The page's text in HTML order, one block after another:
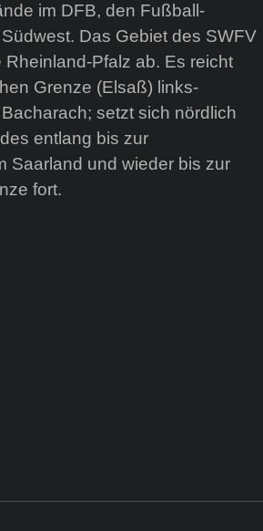
im DFB, den Fußball-
Das Gebiet des SWFV
Pfalz ab. Es reicht
Grenze (Elsaß) links-
setzt sich nördlich
entlang bis zur
Saarland und wieder bis zur
fort.